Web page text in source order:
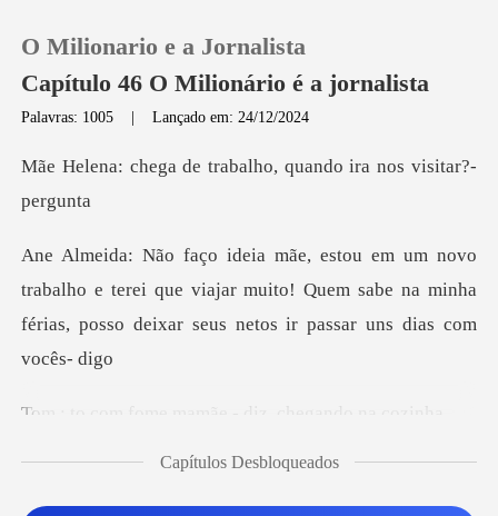
0
Histórico
Sair
O Milionario e a Jornalista
Capítulo 46 O Milionário é a jornalista
Palavras: 1005 |Lançado em: 24/12/2024
trabalho, quando ira
ho e terei que viajar muito! Quem sabe na minha
férias,
mamãe - diz, che
utei ele desc
Capítulos Desbloqueados